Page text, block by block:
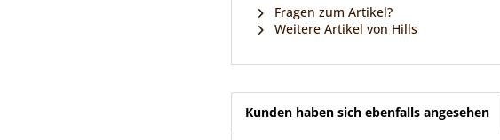
Fragen zum Artikel?
Weitere Artikel von Hills
Kunden haben sich ebenfalls angesehen